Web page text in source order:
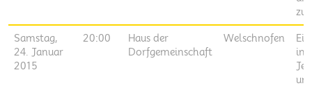
Samstag,
24. Januar
2015
20:00
Haus der
Dorfgemeinschaft
Welschnofen
ins